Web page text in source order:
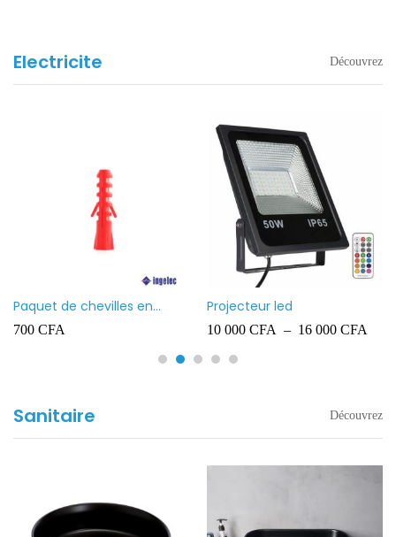
Electricite Découvrez
Paquet de chevilles en
plastique Ingelec – 8
700 CFA
Projecteur led
10 000 CFA – 16 000 CFA
Sanitaire Découvrez